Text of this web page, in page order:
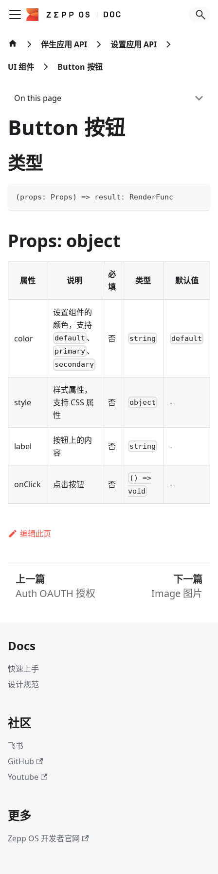
伴生应用 API 设置应用 API
UI 组件 Button 按钮
On this page
Button 按钮
类型
(props : Props) => result : RenderFunc
Props: object
属性 说明
必
填
类型 默认值
color
设置组件的
颜色，支持
default 、
primary 、
secondary
否 string default
style
样式属性，
支持 CSS 属
性
否 object -
label
按钮上的内
容
否 string -
onClick 点击按钮 否
() =>
void
-
编辑此页
上一篇
Auth OAUTH 授权
下一篇
Image 图片
Docs
快速上手
设计规范
社区
飞书
GitHub
Youtube
更多
Zepp OS 开发者官网